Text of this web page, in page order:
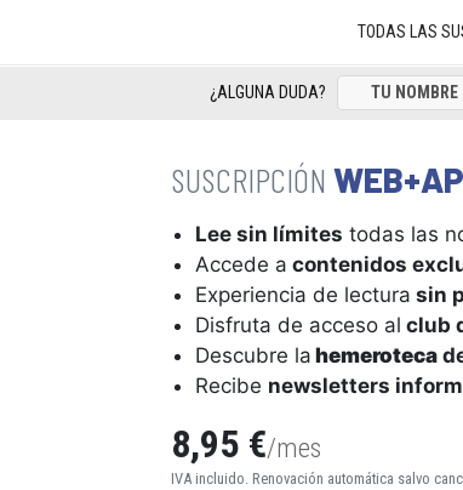
TODAS LAS
¿ALGUNA DUDA?
Lee sin límites todas las
Accede a contenidos
Experiencia de lectura sin
Disfruta de acceso al club
Descubre la hemeroteca
Recibe newsletters
8,95 €/mes
IVA incluido. Renovación automática salvo